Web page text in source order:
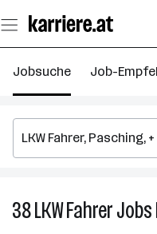
Seiteninhalt
springen
Jobsuche Job-
38LKW FahrerJobs